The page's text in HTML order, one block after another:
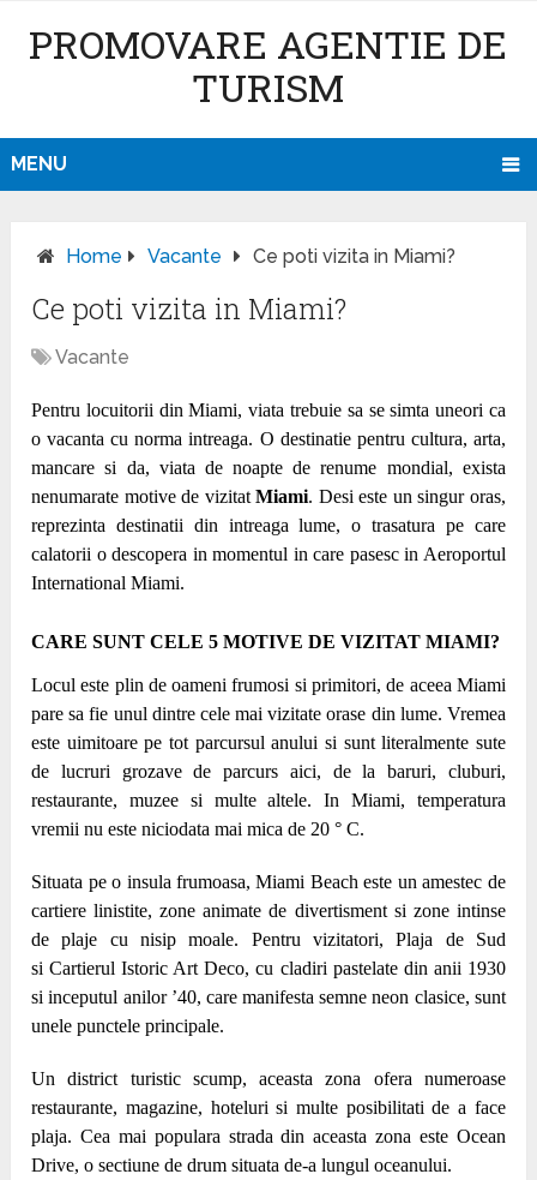
PROMOVARE AGENTIE DE
TURISM
MENU
Home Vacante Ce poti vizita in Miami?
Ce poti vizita in Miami?
Vacante
Pentru locuitorii din Miami, viata trebuie sa se simta uneori ca
o vacanta cu norma intreaga. O destinatie pentru cultura, arta,
mancare si da, viata de noapte de renume mondial, exista
nenumarate motive de vizitatMiami. Desi este un singur oras,
reprezinta destinatii din intreaga lume, o trasatura pe care
calatorii o descopera in momentul in care pasesc in Aeroportul
International Miami.
CARE SUNT CELE 5MOTIVE DE VIZITAT MIAMI?
Locul este plin de oameni frumosi si primitori, de aceea Miami
pare sa fie unul dintre cele mai vizitate orase din lume. Vremea
este uimitoare pe tot parcursul anului si sunt literalmente sute
de lucruri grozave de parcurs aici, de la baruri, cluburi,
restaurante, muzee si multe altele. In Miami, temperatura
vremii nu este niciodata mai mica de 20 ° C.
Situata pe o insula frumoasa, Miami Beach este un amestec de
cartiere linistite, zone animate de divertisment si zone intinse
de plaje cu nisip moale. Pentru vizitatori, Plaja de Sud
si Cartierul Istoric Art Deco, cu cladiri pastelate din anii 1930
si inceputul anilor ’40, care manifesta semne neon clasice, sunt
unele punctele principale.
Un district turistic scump, aceasta zona ofera numeroase
restaurante, magazine, hoteluri si multe posibilitati de a face
plaja. Cea mai populara strada din aceasta zona este Ocean
Drive, o sectiune de drum situata de-a lungul oceanului.